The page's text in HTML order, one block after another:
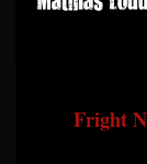
Fright